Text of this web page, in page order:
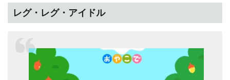
レグ・レグ・アイドル